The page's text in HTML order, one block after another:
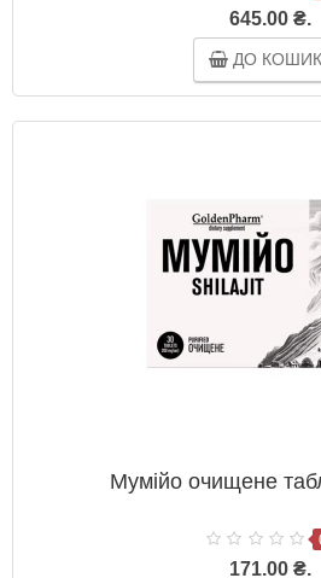
645.00 ₴.
ДО
Мумійо очищене
171.00 ₴.